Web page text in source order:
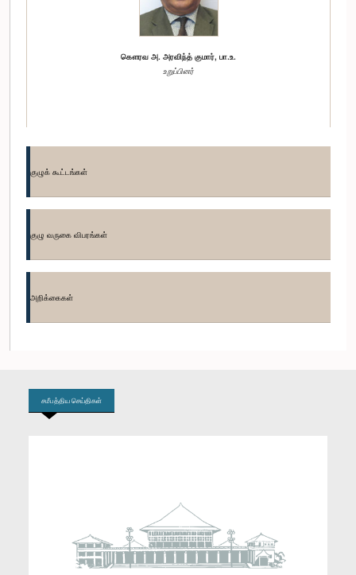
கௌரவ அ. அரவிந்த் குமார், பா.உ.
உறுப்பினர்
கௌரவ சட்டத்தரணி அநுர பிரியதர்ஷன யாபா, பா.உ.
உறுப்பினர்
குழுக் கூட்டங்கள்
குழு வருகை விபரங்கள்
அறிக்கைகள்
சமீபத்திய செய்திகள்